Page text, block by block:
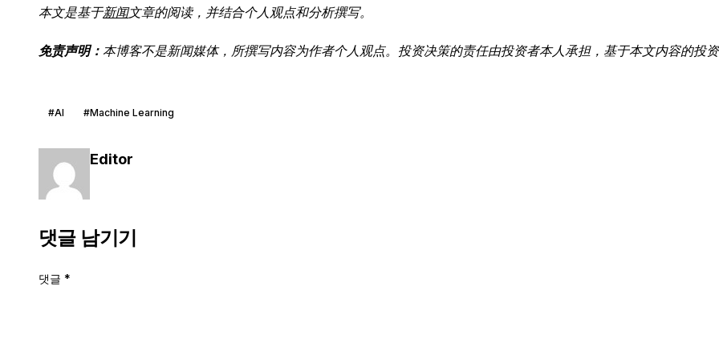
本文是基于新闻文章的阅读，并结合个人观点和分析撰写。
免责声明： 本博客不是新闻媒体，所撰写内容为作者个人观点。投资决策的责任由投资者本人承担，基于本文内容的投资
#AI #Machine Learning
Editor
댓글 남기기
댓글 *